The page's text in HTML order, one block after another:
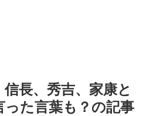
長、秀吉、家康と
った言葉も？の記事